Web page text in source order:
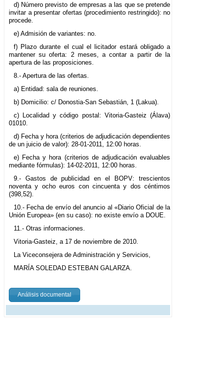
d) Número previsto de empresas a las que se pretende
invitar a presentar ofertas (procedimiento restringido): no
procede.
e) Admisión de variantes: no.
f) Plazo durante el cual el licitador estará obligado a
mantener su oferta: 2 meses, a contar a partir de la
apertura de las proposiciones.
8.- Apertura de las ofertas.
a) Entidad: sala de reuniones.
b) Domicilio: c/ Donostia-San Sebastián, 1 (Lakua).
c) Localidad y código postal: Vitoria-Gasteiz (Álava)
01010.
d) Fecha y hora (criterios de adjudicación dependientes
de un juicio de valor): 28-01-2011, 12:00 horas.
e) Fecha y hora (criterios de adjudicación evaluables
mediante fórmulas): 14-02-2011, 12:00 horas.
9.- Gastos de publicidad en el BOPV: trescientos
noventa y ocho euros con cincuenta y dos céntimos
(398,52).
10.- Fecha de envío del anuncio al «Diario Oficial de la
Unión Europea» (en su caso): no existe envío a DOUE.
11.- Otras informaciones.
Vitoria-Gasteiz, a 17 de noviembre de 2010.
La Viceconsejera de Administración y Servicios,
MARÍA SOLEDAD ESTEBAN GALARZA.
Análisis documental